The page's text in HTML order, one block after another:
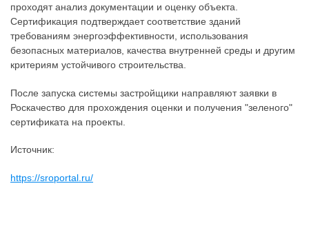
проходят анализ документации и оценку объекта.
Сертификация подтверждает соответствие зданий
требованиям энергоэффективности, использования
безопасных материалов, качества внутренней среды и другим
критериям устойчивого строительства.
После запуска системы застройщики направляют заявки в
Роскачество для прохождения оценки и получения "зеленого"
сертификата на проекты.
Источник:
https://sroportal.ru/